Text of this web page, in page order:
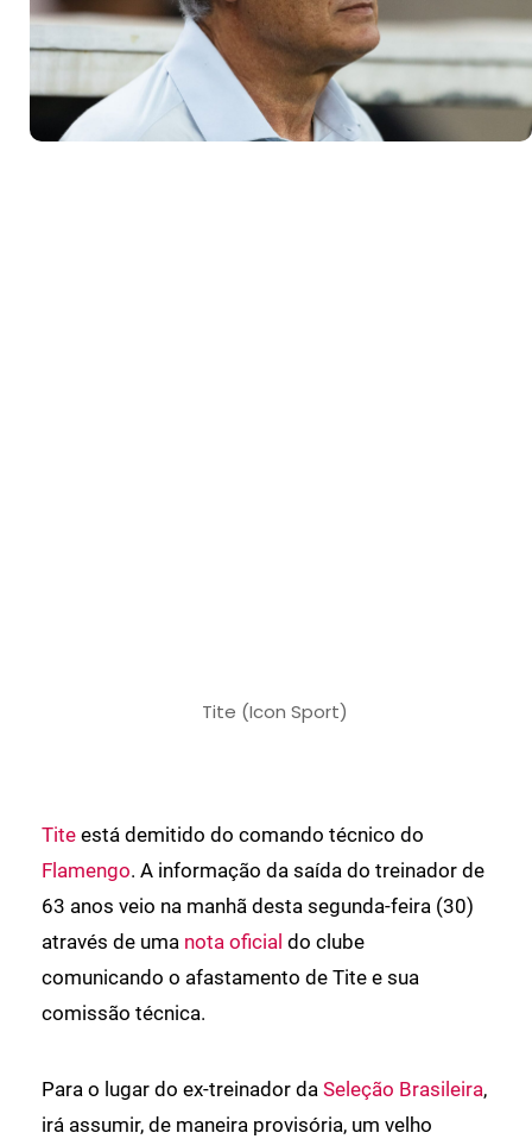
Tite (Icon Sport)
Tite está demitido do comando técnico do
Flamengo. A informação da saída do treinador de
63 anos veio na manhã desta segunda-feira (30)
através de uma nota oficial do clube
comunicando o afastamento de Tite e sua
comissão técnica.
Para o lugar do ex-treinador da Seleção Brasileira,
irá assumir, de maneira provisória, um velho